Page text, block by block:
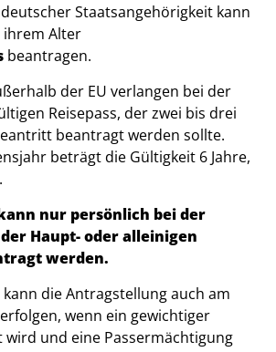
Staatsangehörigkeit kann
ihrem Alter
beantragen.
der EU verlangen bei der
Reisepass, der zwei bis drei
beantragt werden sollte.
beträgt die Gültigkeit 6 Jahre,
nur persönlich bei der
Haupt- oder alleinigen
werden.
die Antragstellung auch am
wenn ein gewichtiger
wird und eine Passermächtigung